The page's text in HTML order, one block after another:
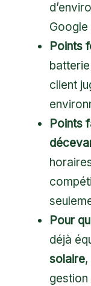
Points
client
Points
Pour
déjà
solaire
gestion